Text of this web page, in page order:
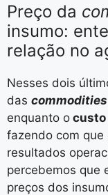
Preço da
insumo:
relação no
Nesses dois
das commodities
enquanto o custo
fazendo com
resultados
percebemos que
preços dos